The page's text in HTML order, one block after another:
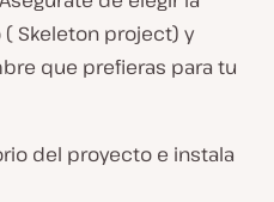
Skeleton project) y
que prefieras para tu
del proyecto e instala